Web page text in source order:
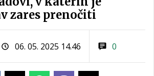
zares prenočiti
06. 05. 2025 14.46 0